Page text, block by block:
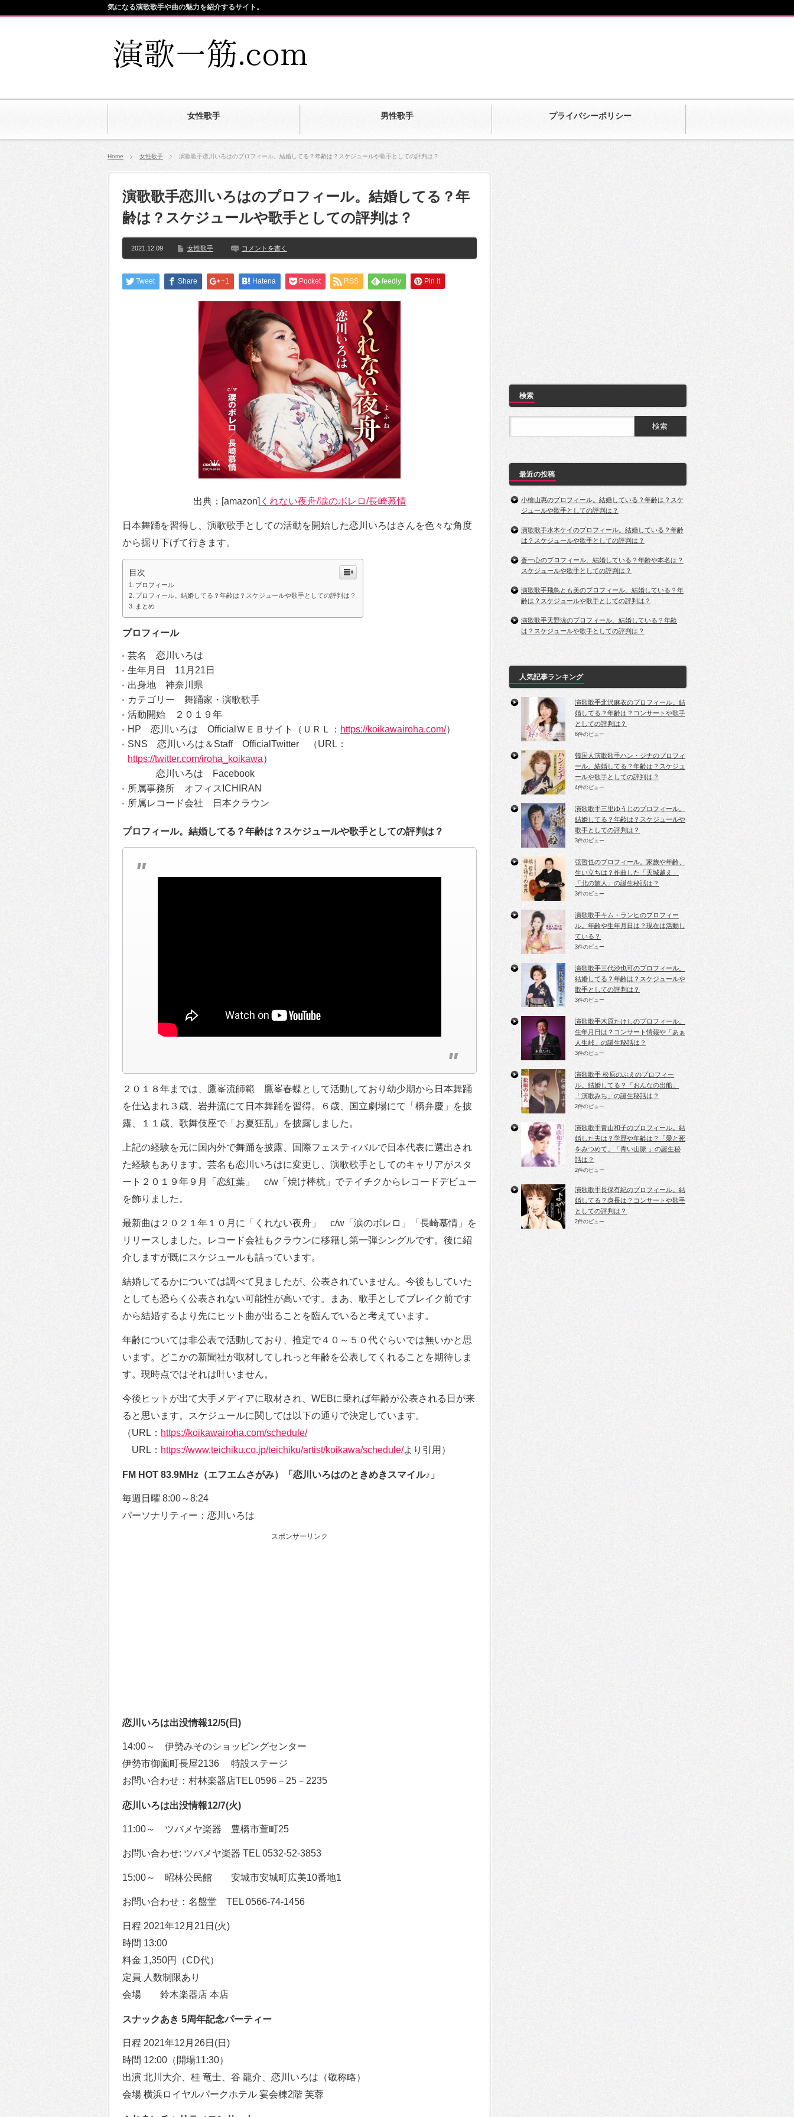
女性歌手 男性歌手 プライバシーポリシー
気になる演歌歌手や曲の魅力を紹介するサイト。
Home 女性歌手 演歌歌手恋川いろはのプロフィール。結婚してる？年齢は？スケジュールや歌手としての評判は？
演歌歌手恋川いろはのプロフィール。結婚してる？年
齢は？スケジュールや歌手としての評判は？
2021.12.09 女性歌手 コメントを書く
Tweet Share +1 Hatena Pocket RSS feedly Pin it
出典：[amazon] くれない夜舟/涙のボレロ/長崎慕情
日本舞踊を習得し、演歌歌手としての活動を開始した恋川いろはさんを色々な角度
から掘り下げて行きます。
目次
プロフィール
プロフィール。結婚してる？年齢は？スケジュールや歌手としての評判は？
まとめ
プロフィール
芸名 恋川いろは
生年月日 11月21日
出身地 神奈川県
カテゴリー 舞踊家・演歌歌手
活動開始 ２０１９年
HP 恋川いろは OfficialＷＥＢサイト（ＵＲＬ： https://koikawairoha.com/）
SNS 恋川いろは＆Staff OfficialTwitter （URL：
https://twitter.com/iroha_koikawa）
恋川いろは Facebook
所属事務所 オフィスICHIRAN
所属レコード会社 日本クラウン
プロフィール。結婚してる？年齢は？スケジュールや歌手としての評判は？
２０１８年までは、鷹峯流師範 鷹峯春蝶として活動しており幼少期から日本舞踊
を仕込まれ３歳、岩井流にて日本舞踊を習得。６歳、国立劇場にて「橋弁慶」を披
露、１１歳、歌舞伎座で「お夏狂乱」を披露しました。
上記の経験を元に国内外で舞踊を披露、国際フェスティバルで日本代表に選出され
た経験もあります。芸名も恋川いろはに変更し、演歌歌手としてのキャリアがスタ
ート２０１９年９月「恋紅葉」 c/w「焼け棒杭」でテイチクからレコードデビュー
を飾りました。
最新曲は２０２１年１０月に「くれない夜舟」 c/w「涙のボレロ」「長崎慕情」を
リリースしました。レコード会社もクラウンに移籍し第一弾シングルです。後に紹
介しますが既にスケジュールも詰っています。
結婚してるかについては調べて見ましたが、公表されていません。今後もしていた
としても恐らく公表されない可能性が高いです。まあ、歌手としてブレイク前です
から結婚するより先にヒット曲が出ることを臨んでいると考えています。
年齢については非公表で活動しており、推定で４０～５０代ぐらいでは無いかと思
います。どこかの新聞社が取材してしれっと年齢を公表してくれることを期待しま
す。現時点ではそれは叶いません。
今後ヒットが出て大手メディアに取材され、WEBに乗れば年齢が公表される日が来
ると思います。スケジュールに関しては以下の通りで決定しています。
（URL： https://koikawairoha.com/schedule/
URL： https://www.teichiku.co.jp/teichiku/artist/koikawa/schedule/より引用）
FM HOT 83.9MHz（エフエムさがみ）「恋川いろはのときめきスマイル♪」
毎週日曜 8:00～8:24
パーソナリティー：恋川いろは
スポンサーリンク
恋川いろは出没情報12/5(日)
14:00～ 伊勢みそのショッピングセンター
伊勢市御薗町長屋2136 特設ステージ
お問い合わせ：村林楽器店TEL 0596－25－2235
恋川いろは出没情報12/7(火)
11:00～ ツバメヤ楽器 豊橋市萱町25
お問い合わせ: ツバメヤ楽器 TEL 0532-52-3853
15:00～ 昭林公民館 安城市安城町広美10番地1
お問い合わせ：名盤堂 TEL 0566-74-1456
日程 2021年12月21日(火)
時間 13:00
料金 1,350円（CD代）
定員 人数制限あり
会場 鈴木楽器店 本店
スナックあき 5周年記念パーティー
日程 2021年12月26日(日)
時間 12:00（開場11:30）
出演 北川大介、桂 竜士、谷 龍介、恋川いろは（敬称略）
会場 横浜ロイヤルパークホテル 宴会棟2階 芙蓉
検索
最近の投稿
小檜山惠のプロフィール。結婚している？年齢は？スケ
ジュールや歌手としての評判は？
演歌歌手水木ケイのプロフィール。結婚している？年齢
は？スケジュールや歌手としての評判は？
蒼一心のプロフィール。結婚している？年齢や本名は？
スケジュールや歌手としての評判は？
演歌歌手飛鳥とも美のプロフィール。結婚している？年
齢は？スケジュールや歌手としての評判は？
演歌歌手天野涼のプロフィール。結婚している？年齢
は？スケジュールや歌手としての評判は？
人気記事ランキング
演歌歌手北沢麻衣のプロフィール。結
婚してる？年齢は？コンサートや歌手
としての評判は？
6件のビュー
韓国人演歌歌手ハン・ジナのプロフィ
ール。結婚してる？年齢は？スケジュ
ールや歌手としての評判は？
4件のビュー
演歌歌手三里ゆうじのプロフィール。
結婚してる？年齢は？スケジュールや
歌手としての評判は？
3件のビュー
弦哲也のプロフィール。家族や年齢、
生い立ちは？作曲した「天城越え」
「北の旅人」の誕生秘話は？
3件のビュー
演歌歌手キム・ランヒのプロフィー
ル。年齢や生年月日は？現在は活動し
ている？
3件のビュー
演歌歌手三代沙也可のプロフィール。
結婚してる？年齢は？スケジュールや
歌手としての評判は？
3件のビュー
演歌歌手木原たけしのプロフィール。
生年月日は？コンサート情報や「あぁ
人生峠」の誕生秘話は？
3件のビュー
演歌歌手 松原のぶえのプロフィー
ル。結婚してる？「おんなの出船」
「演歌みち」の誕生秘話は？
2件のビュー
演歌歌手青山和子のプロフィール。結
婚した夫は？学歴や年齢は？「愛と死
をみつめて」「青い山脈 」の誕生秘
話は？
2件のビュー
演歌歌手長保有紀のプロフィール。結
婚してる？身長は？コンサートや歌手
としての評判は？
2件のビュー